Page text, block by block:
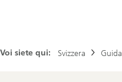
Voi siete qui: Svizzera Guida